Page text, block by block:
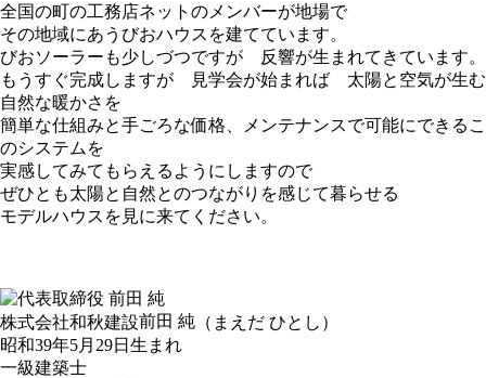
全国の町の工務店ネットのメンバーが地場で
その地域にあうびおハウスを建てています。
びおソーラーも少しづつですが 反響が生まれてきています。
もうすぐ完成しますが 見学会が始まれば 太陽と空気が生む
自然な暖かさを
簡単な仕組みと手ごろな価格、メンテナンスで可能にできるこ
のシステムを
実感してみてもらえるようにしますので
ぜひとも太陽と自然とのつながりを感じて暮らせる
モデルハウスを見に来てください。
株式会社和秋建設前田 純 （まえだ ひとし）
昭和39年5月29日生まれ
一級建築士